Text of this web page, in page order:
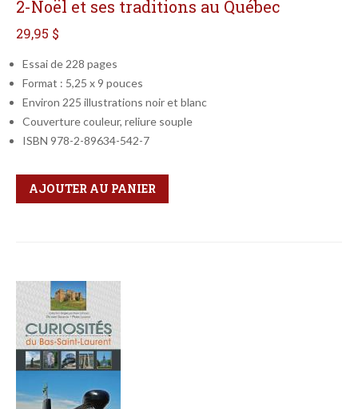
2-Noël et ses traditions au Québec
29,95 $
Essai de 228 pages
Format : 5,25 x 9 pouces
Environ 225 illustrations noir et blanc
Couverture couleur, reliure souple
ISBN 978-2-89634-542-7
Qté
Format
AJOUTER AU PANIER